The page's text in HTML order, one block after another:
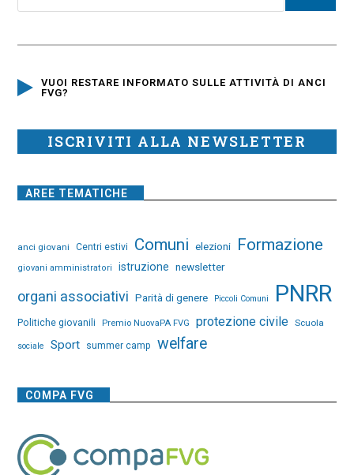
VUOI RESTARE INFORMATO SULLE ATTIVITÀ DI ANCI
FVG?
ISCRIVITI ALLA NEWSLETTER
AREE TEMATICHE
anci giovani Centri estivi Comuni elezioni Formazione
giovani amministratori istruzione newsletter
organi associativi Parità di genere Piccoli Comuni PNRR
Politiche giovanili Premio NuovaPA FVG protezione civile Scuola
sociale Sport summer camp welfare
COMPA FVG